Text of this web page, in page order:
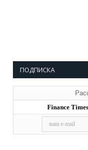
ПОДПИСКА
Finance